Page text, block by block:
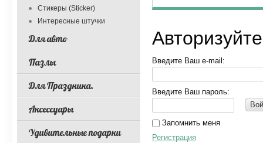
Введите Ваш e-mail:
Введите Ваш пароль:
Запомнить меня
Регистрация
Стикеры (Sticker)
Интересные штучки
Для авто
Пазлы
Для Праздника.
Аксессуары
Удивительные подарки